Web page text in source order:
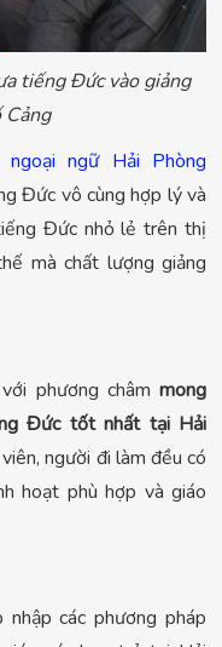
tiếng Đức vào giảng
ngữ Hải Phòng
Đức vô cùng hợp lý và
Đức nhỏ lẻ trên thị
mà chất lượng giảng
phương châm mong
Đức tốt nhất tại Hải
người đi làm đều có
hoạt phù hợp và giáo
các phương pháp